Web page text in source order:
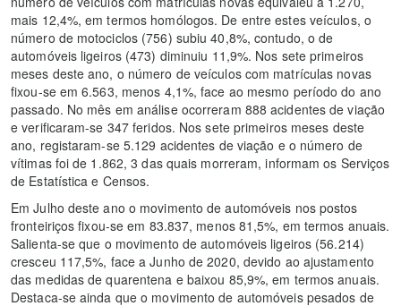
mais 12,4%, em termos homólogos. De entre estes veículos, o
número de motociclos (756) subiu 40,8%, contudo, o de
automóveis ligeiros (473) diminuiu 11,9%. Nos sete primeiros
meses deste ano, o número de veículos com matrículas novas
fixou-se em 6.563, menos 4,1%, face ao mesmo período do ano
passado. No mês em análise ocorreram 888 acidentes de viação
e verificaram-se 347 feridos. Nos sete primeiros meses deste
ano, registaram-se 5.129 acidentes de viação e o número de
vítimas foi de 1.862, 3 das quais morreram, informam os Serviços
de Estatística e Censos.
Em Julho deste ano o movimento de automóveis nos postos
fronteiriços fixou-se em 83.837, menos 81,5%, em termos anuais.
Salienta-se que o movimento de automóveis ligeiros (56.214)
cresceu 117,5%, face a Junho de 2020, devido ao ajustamento
das medidas de quarentena e baixou 85,9%, em termos anuais.
Destaca-se ainda que o movimento de automóveis pesados de